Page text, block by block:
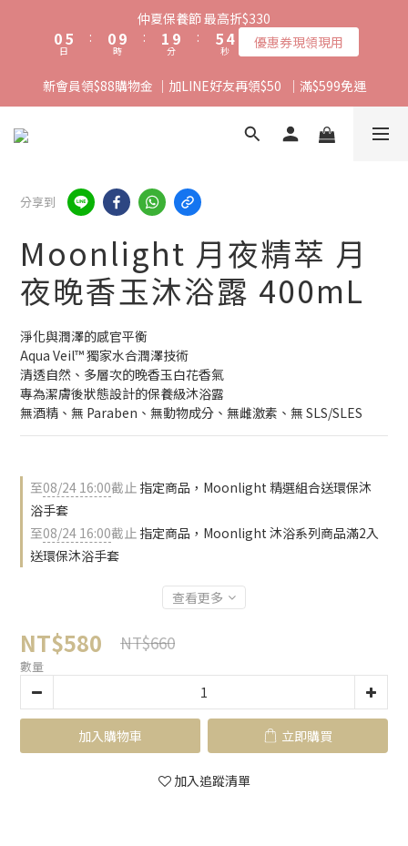
仲夏保養節 最高折$330
05
4
3
2
日
:
09
8
7
6
1
0
時
:
2
1
0
9
8
7
6
1
0
分
:
6
5
4
3
2
4
3
2
1
0
秒 優惠券現領現用
新會員領$88購物金 ｜加LINE好友再領$50  ｜滿$599免運
分享到
Moonlight 月夜精萃 月
夜晚香玉沐浴露 400mL
淨化與潤澤的感官平衡
Aqua Veil™ 獨家水合潤澤技術
清透自然、多層次的晚香玉白花香氣
專為潔膚後狀態設計的保養級沐浴露
無酒精、無 Paraben、無動物成分、無雌激素、無 SLS/SLES
至08/24 16:00截止 指定商品，Moonlight 精選組合送環保沐
浴手套
至08/24 16:00截止 指定商品，Moonlight 沐浴系列商品滿2入
送環保沐浴手套
查看更多
NT$580 NT$660
數量
加入購物車 立即購買
加入追蹤清單